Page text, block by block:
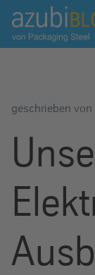
A
z
u
b
g
s
e
geschrieben von